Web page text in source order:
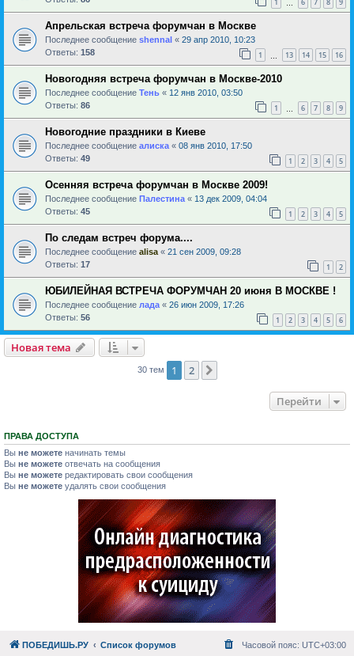
1 6 7 8 9
Апрельская встреча форумчан в Москве
Последнее сообщение shennal « 29 апр 2010, 10:23
Ответы: 158 1 13 14 15 16
Новогодняя встреча форумчан в Москве-2010
Последнее сообщение Тень « 12 янв 2010, 03:50
Ответы: 86 1 6 7 8 9
Новогодние праздники в Киеве
Последнее сообщение алиска « 08 янв 2010, 17:50
Ответы: 49 1 2 3 4 5
Осенняя встреча форумчан в Москве 2009!
Последнее сообщение Палестина « 13 дек 2009, 04:04
Ответы: 45 1 2 3 4 5
По следам встреч форума....
Последнее сообщение alisa « 21 сен 2009, 09:28
Ответы: 17 1 2
ЮБИЛЕЙНАЯ ВСТРЕЧА ФОРУМЧАН 20 июня В МОСКВЕ !
Последнее сообщение лада « 26 июн 2009, 17:26
Ответы: 56 1 2 3 4 5 6
Новая тема
30 тем 1 2
Перейти
ПРАВА ДОСТУПА
Вы не можете начинать темы
Вы не можете отвечать на сообщения
Вы не можете редактировать свои сообщения
Вы не можете удалять свои сообщения
ПОБЕДИШЬ.РУ Список форумов Часовой пояс: UTC+03:00